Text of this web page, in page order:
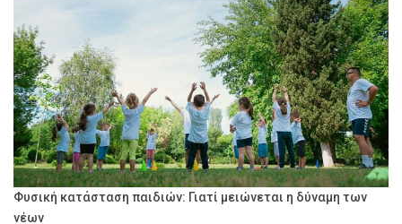
Φυσική κατάσταση παιδιών: Γιατί μειώνεται η δύναμη των
νέων